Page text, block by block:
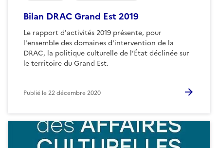
Bilan DRAC Grand Est 2019
Le rapport d'activités 2019 présente, pour
l'ensemble des domaines d'intervention de la
DRAC, la politique culturelle de l’État déclinée sur
le territoire du Grand Est.
Publié le22 décembre 2020